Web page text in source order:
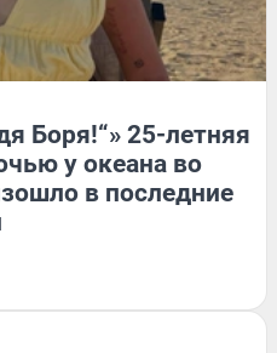
Боря!“» 25-летняя
у океана во
в последние